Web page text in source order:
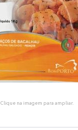
Clique na imagem para ampliar.